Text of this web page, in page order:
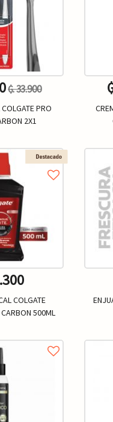
₲. 33.900
PRO
2X1
+
COLGATE
500ML
+